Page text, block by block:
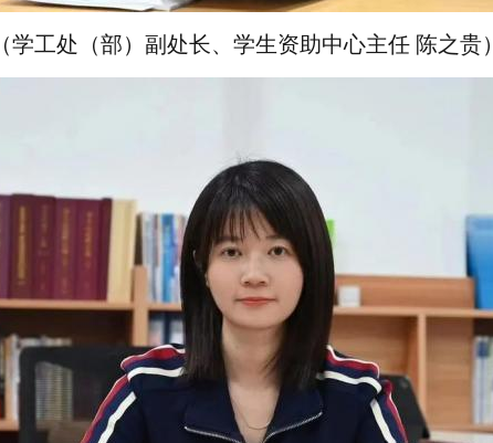
（学工处（部）副处长、学生资助中心主任 陈之贵）